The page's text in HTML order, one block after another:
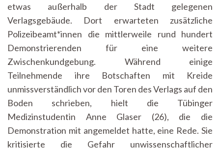
etwas außerhalb der Stadt gelegenen
Verlagsgebäude. Dort erwarteten zusätzliche
Polizeibeamt*innen die mittlerweile rund hundert
Demonstrierenden für eine weitere
Zwischenkundgebung. Während einige
Teilnehmende ihre Botschaften mit Kreide
unmissverständlich vor den Toren des Verlags auf den
Boden schrieben, hielt die Tübinger
Medizinstudentin Anne Glaser (26), die die
Demonstration mit angemeldet hatte, eine Rede. Sie
kritisierte die Gefahr unwissenschaftlicher